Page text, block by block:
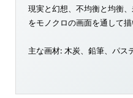
現実と幻想、不均衡と均衡
をモノクロの画面を通して
主な画材: 木炭、鉛筆、パス